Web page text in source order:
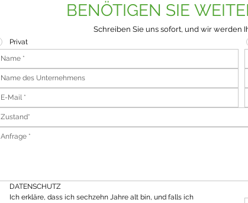
BENÖTIGEN SIE
Schreiben Sie uns sofort, und wir werden
Privat
Zustand*
DATENSCHUTZ
Ich erkläre, dass ich sechzehn Jahre alt bin, und falls ich